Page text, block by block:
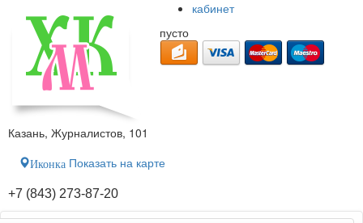
кабинет
пусто
Казань, Журналистов, 101
Иконка Показать на карте
+7 (843) 273-87-20